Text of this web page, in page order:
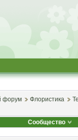
форум Флористика
Сообщество